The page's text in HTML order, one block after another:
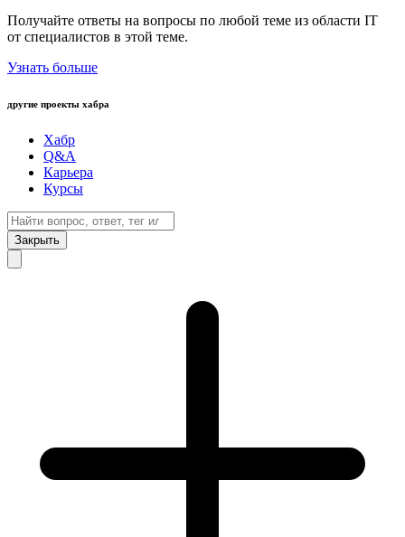
Получайте ответы на вопросы по любой теме из области IT
от специалистов в этой теме.
Узнать больше
другие проекты хабра
Хабр
Q&A
Карьера
Курсы
Закрыть